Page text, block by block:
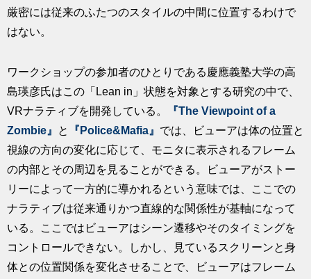
厳密には従来のふたつのスタイルの中間に位置するわけで
はない。
ワークショップの参加者のひとりである慶應義塾大学の高
島瑛彦氏はこの「Lean in」状態を対象とする研究の中で、
VRナラティブを開発している。
『The Viewpoint of a
Zombie』
と 『Police&Mafia』 では、ビューアは体の位置と
視線の方向の変化に応じて、モニタに表示されるフレーム
の内部とその周辺を見ることができる。ビューアがストー
リーによって一方的に導かれるという意味では、ここでの
ナラティブは従来通りかつ直線的な関係性が基軸になって
いる。ここではビューアはシーン遷移やそのタイミングを
コントロールできない。しかし、見ているスクリーンと身
体との位置関係を変化させることで、ビューアはフレーム